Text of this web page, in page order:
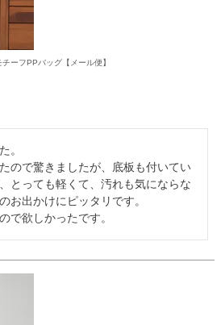
チーフPPバッグ【メール便】
。
ので驚きましたが、底板も付いてい
とっても軽くて、汚れも気にならな
お出かけにピッタリです。
で欲しかったです。